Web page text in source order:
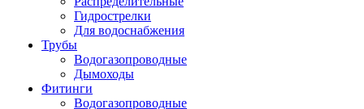
Гидрострелки
Для водоснабжения
Трубы
Водогазопроводные
Дымоходы
Фитинги
Водогазопроводные